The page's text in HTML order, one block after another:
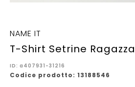
NAME IT
T-Shirt Setrine Ragazza
ID: a407931-31216
Codice prodotto: 13188546